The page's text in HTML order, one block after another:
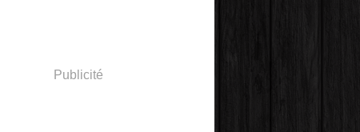
Publicité